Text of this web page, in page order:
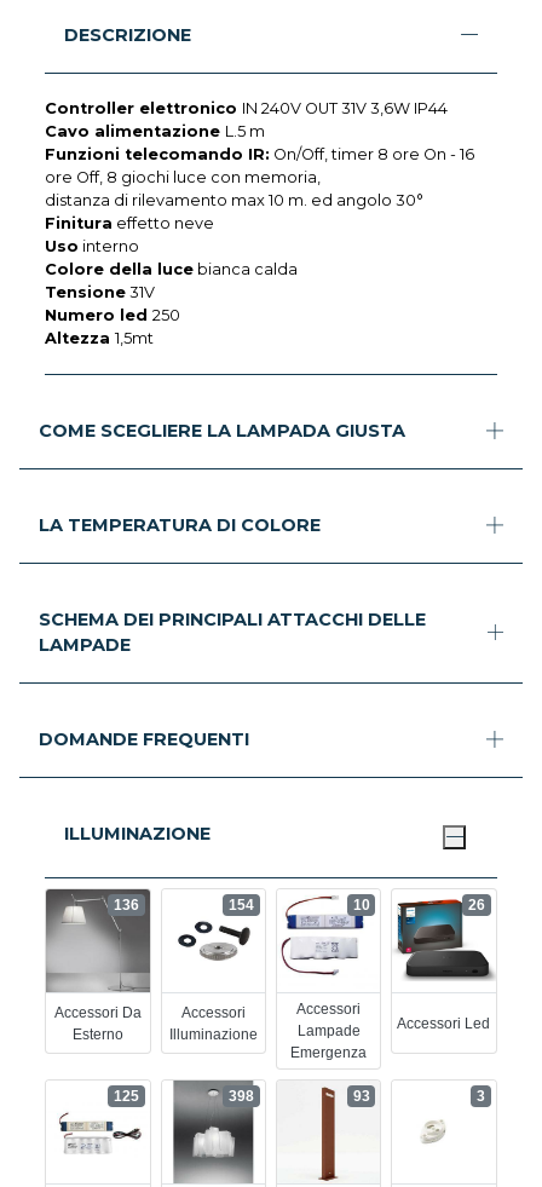
DESCRIZIONE
Controller elettronico IN 240V OUT 31V 3,6W IP44
Cavo alimentazione L.5 m
Funzioni telecomando IR: On/Off, timer 8 ore On - 16
ore Off, 8 giochi luce con memoria,
distanza di rilevamento max 10 m. ed angolo 30°
Finitura effetto neve
Uso interno
Colore della luce bianca calda
Tensione 31V
Numero led250
Altezza1,5mt
COME SCEGLIERE LA LAMPADA GIUSTA
LA TEMPERATURA DI COLORE
SCHEMA DEI PRINCIPALI ATTACCHI DELLE
LAMPADE
DOMANDE FREQUENTI
ILLUMINAZIONE
Accessori Da
Esterno
136
Accessori
Illuminazione
154
Accessori
Lampade
Emergenza
10
Accessori Led
26
125 398 93 3